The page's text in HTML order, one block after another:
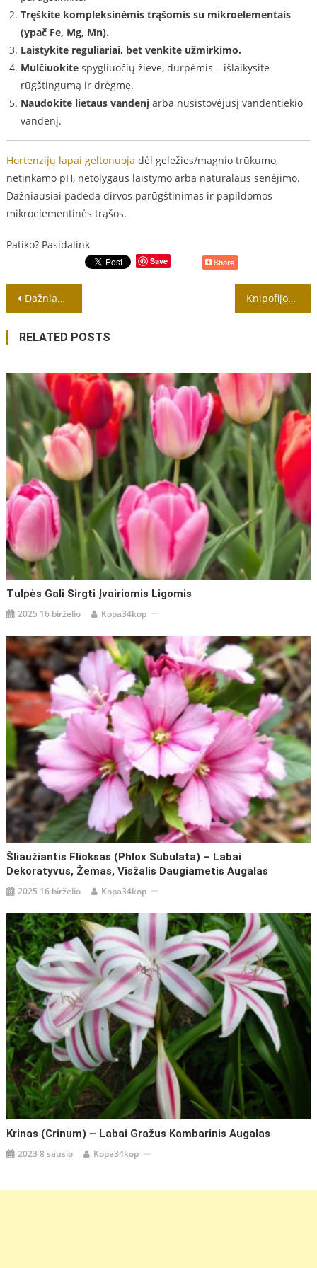
Tręškite kompleksinėmis trąšomis su mikroelementais
(ypač Fe, Mg, Mn).
Laistykite reguliariai, bet venkite užmirkimo.
Mulčiuokitespygliuočių žieve, durpėmis – išlaikysite
rūgštingumą ir drėgmę.
Naudokite lietaus vandenįarba nusistovėjusį vandentiekio
vandenį.
Hortenzijų lapai geltonuoja dėl geležies/magnio trūkumo,
netinkamo pH, netolygaus laistymo arba natūralaus senėjimo.
Dažniausiai padeda dirvos parūgštinimas ir papildomos
mikroelementinės trąšos.
Patiko? Pasidalink
Save
Navigacija
tarp
įrašų
Dažniausios rožių lapų kritimo priežastys Knipofijos auginimas ir priežiūra
RELATED POSTS
Tulpės Gali Sirgti Įvairiomis Ligomis
2025 16 birželio Kopa34kop
Šliaužiantis Flioksas (Phlox Subulata) – Labai
Dekoratyvus, Žemas, Visžalis Daugiametis Augalas
2025 16 birželio Kopa34kop
Krinas (Crinum) – Labai Gražus Kambarinis Augalas
2023 8 sausio Kopa34kop